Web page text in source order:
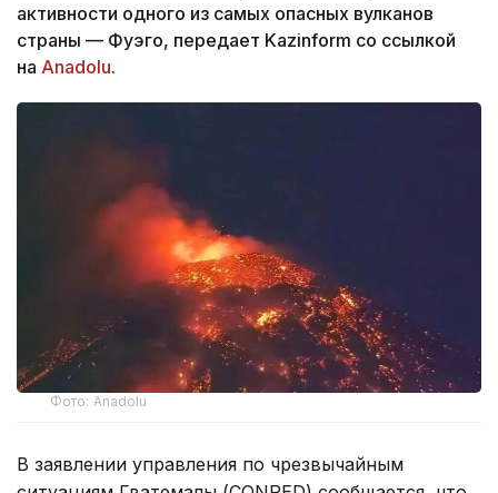
активности одного из самых опасных вулканов
страны — Фуэго, передает Kazinform со ссылкой
на Anadolu.
Фото: Anadolu
В заявлении управления по чрезвычайным